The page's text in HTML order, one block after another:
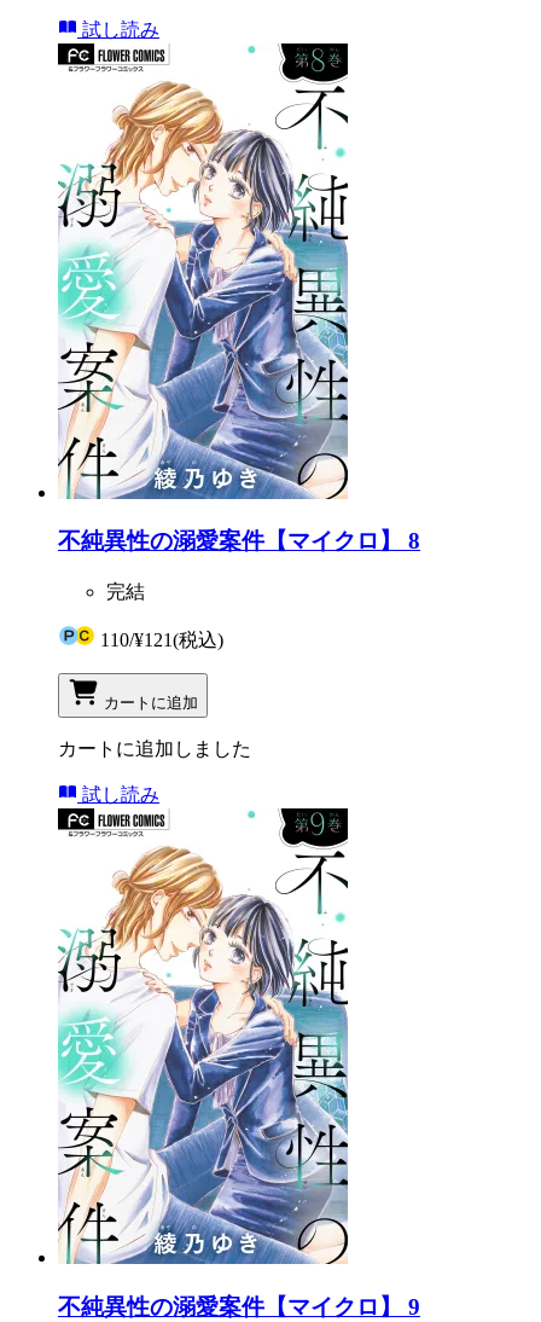
試し読み
不純異性の溺愛案件【マイクロ】 8
完結
110/¥121(税込)
カートに追加
カートに追加しました
試し読み
不純異性の溺愛案件【マイクロ】 9